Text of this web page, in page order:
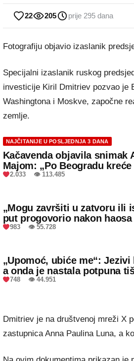
22 205 prije 295 dana
Fotografiju objavio izaslanik
Specijalni izaslanik ruskog
investicije Kiril Dmitriev pozvao je
Washingtona i Moskve, započne
zemlje.
NAJČITANIJE U POSLJEDNJA 3 DANA
Kačavenda objavila snimak
Majom: „Po Beogradu
2.033 👁 113.485
„Mogu završiti u zatvoru ili
put progovorio nakon
983 👁 55.728
„Upomoć, ubiće me“:
a onda je nastala potpuna
748 👁 44.951
Dmitriev je na društvenoj mreži X
zastupnica Anna Paulina Luna, a